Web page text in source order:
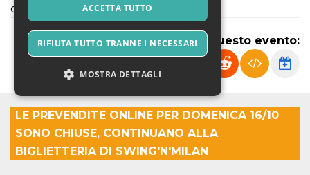
condivisione.
Condividi questo evento:
LE PREVENDITE ONLINE PER DOMENICA 16/10
SONO CHIUSE, CONTINUANO ALLA
BIGLIETTERIA DI SWING'N'MILAN
ACCETTA TUTTO
RIFIUTA TUTTO TRANNE I NECESSARI
MOSTRA DETTAGLI
Non classificati